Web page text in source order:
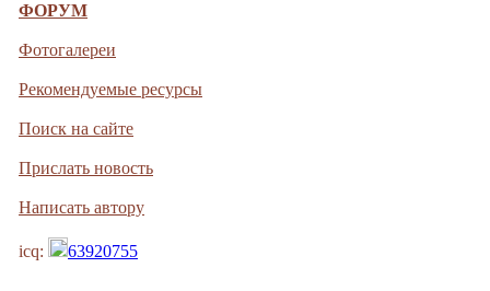
ФОРУМ
Фотогалереи
Рекомендуемые ресурсы
Поиск на сайте
Прислать новость
Написать автору
icq: 63920755